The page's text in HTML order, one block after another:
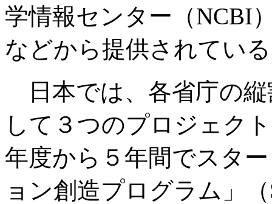
学情報センター（NCBI
などから提供されてい
日本では、各省庁の
して３つのプロジェク
年度から５年間でスタ
ョン創造プログラム」